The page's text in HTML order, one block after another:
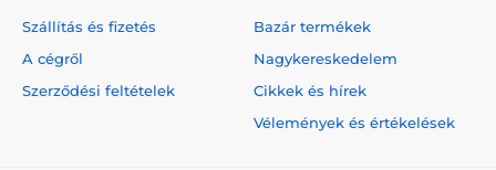
Szállítás és fizetés
A cégről
Szerződési feltételek
Bazár termékek
Nagykereskedelem
Cikkek és hírek
Vélemények és értékelések